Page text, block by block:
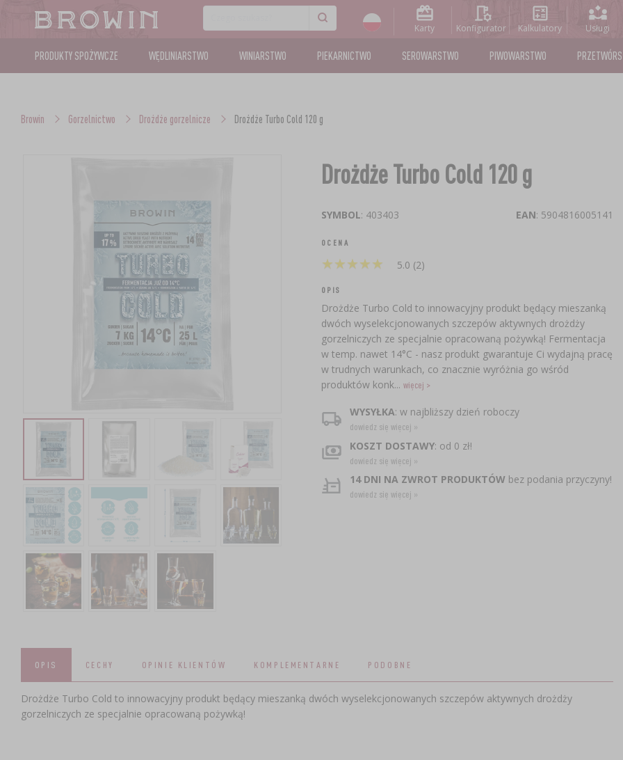
Karty Konfigurator Kalkulatory Usługi
PRODUKTY SPOŻYWCZE WĘDLINIARSTWO WINIARSTWO PIEKARNICTWO SEROWARSTWO PIWOWARSTWO
Browin Gorzelnictwo Drożdże gorzelnicze Drożdże Turbo Cold 120 g
Drożdże Turbo Cold 120 g
SYMBOL: 403403 EAN: 5904816005141
OCENA
★★★★★
★★★★★ 5.0 (2)
OPIS
Drożdże Turbo Cold to innowacyjny produkt będący mieszanką
dwóch wyselekcjonowanych szczepów aktywnych drożdży
gorzelniczych ze specjalnie opracowaną pożywką! Fermentacja
w temp. nawet 14°C - nasz produkt gwarantuje Ci wydajną pracę
w trudnych warunkach, co znacznie wyróżnia go wśród
produktów konk... więcej >
WYSYŁKA: w najbliższy dzień roboczy
dowiedz się więcej »
KOSZT DOSTAWY: od 0 zł!
dowiedz się więcej »
14 DNI NA ZWROT PRODUKTÓW bez podania przyczyny!
dowiedz się więcej »
OPIS CECHY OPINIE KLIENTÓW KOMPLEMENTARNE PODOBNE
Drożdże Turbo Cold to innowacyjny produkt będący mieszanką dwóch wyselekcjonowanych szczepów aktywnych drożdży
gorzelniczych ze specjalnie opracowaną pożywką!